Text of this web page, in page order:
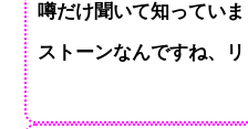
噂だけ聞いて知ってい
ストーンなんですね、リ